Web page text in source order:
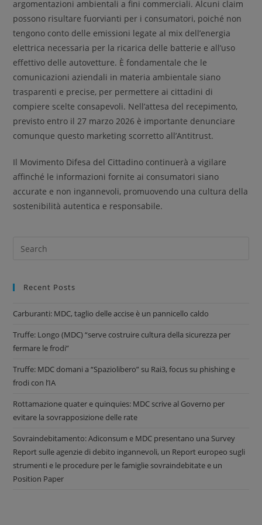
argomentazioni ambientali a fini commerciali. Alcuni claim
possono risultare fuorvianti per i consumatori, poiché non
tengono conto delle emissioni legate al mix dell’energia
elettrica necessaria per la ricarica delle batterie e all’uso
effettivo delle autovetture. È fondamentale che le
comunicazioni aziendali in materia ambientale siano
trasparenti e precise, per permettere ai cittadini di
compiere scelte consapevoli. Nell’attesa del recepimento,
previsto entro il 27 marzo 2026 è importante denunciare
comunque questo marketing scorretto all’Antitrust.
Il Movimento Difesa del Cittadino continuerà a vigilare
affinché le informazioni fornite ai consumatori siano
accurate e non ingannevoli, promuovendo una cultura della
sostenibilità autentica e responsabile.
Recent Posts
Carburanti: MDC, taglio delle accise è un pannicello caldo
Truffe: Longo (MDC) “serve costruire cultura della sicurezza per
fermare le frodi”
Truffe: MDC domani a “Spaziolibero” su Rai3, focus su phishing e
frodi con l’IA
Rottamazione quater e quinquies: MDC scrive al Governo per
evitare la sovrapposizione delle rate
Sovraindebitamento: Adiconsum e MDC presentano una Survey
Report sulle agenzie di debito ingannevoli, un Report europeo sugli
strumenti e le procedure per le famiglie sovraindebitate e un
Position Paper